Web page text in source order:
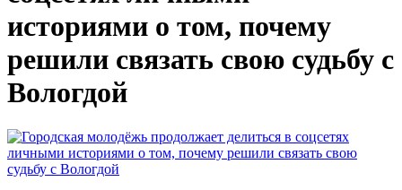
историями о том, почему
решили связать свою судьбу с
Вологдой